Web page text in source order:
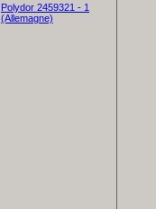
Polydor 2459321 - 1
(Allemagne)